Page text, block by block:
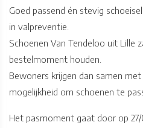
Goed passend én stevig
in valpreventie.
Schoenen Van Tendeloo uit Lille
bestelmoment houden.
Bewoners krijgen dan samen
mogelijkheid om schoenen te
Het pasmoment gaat door op